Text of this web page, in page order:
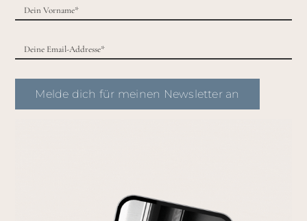
Melde dich für meinen Newsletter an